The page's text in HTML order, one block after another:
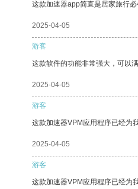
这款加速器app简直是居家旅行
2025-04-05
游客
这款软件的功能非常强大，可以
2025-04-05
游客
这款加速器VPM应用程序已经为
2025-04-05
游客
这款加速器VPM应用程序已经为